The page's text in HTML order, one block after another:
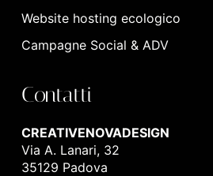
Website hosting ecologico
Campagne Social & ADV
Contatti
CREATIVENOVADESIGN
Via A. Lanari, 32
35129 Padova